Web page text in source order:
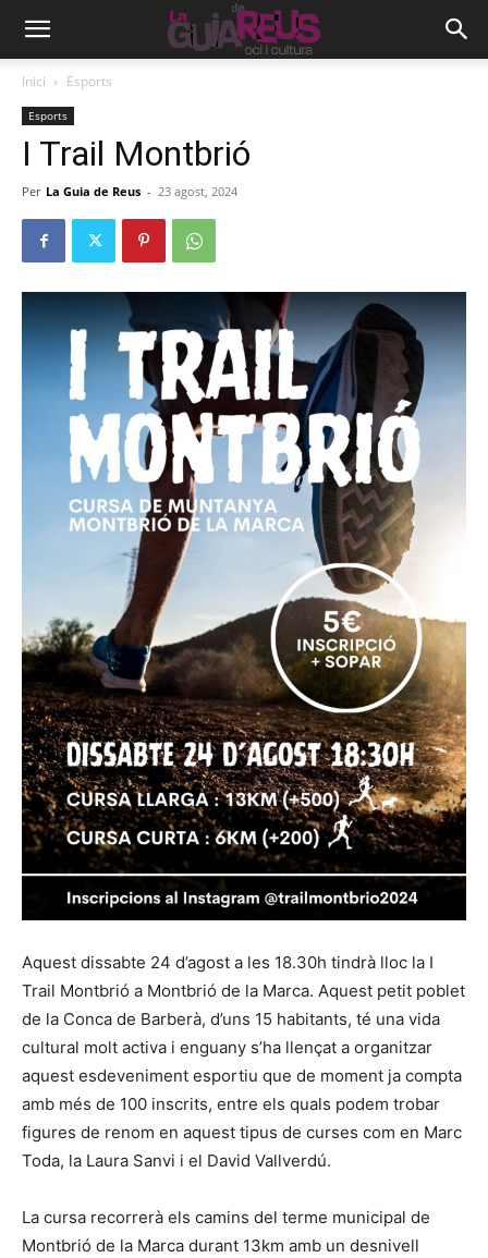
Inici Esports
Esports
I Trail Montbrió
Per La Guia de Reus - 23 agost, 2024
Aquest dissabte 24 d’agost a les 18.30h tindrà lloc la I
Trail Montbrió a Montbrió de la Marca. Aquest petit poblet
de la Conca de Barberà, d’uns 15 habitants, té una vida
cultural molt activa i enguany s’ha llençat a organitzar
aquest esdeveniment esportiu que de moment ja compta
amb més de 100 inscrits, entre els quals podem trobar
figures de renom en aquest tipus de curses com en Marc
Toda, la Laura Sanvi i el David Vallverdú.
La cursa recorrerà els camins del terme municipal de
Montbrió de la Marca durant 13km amb un desnivell